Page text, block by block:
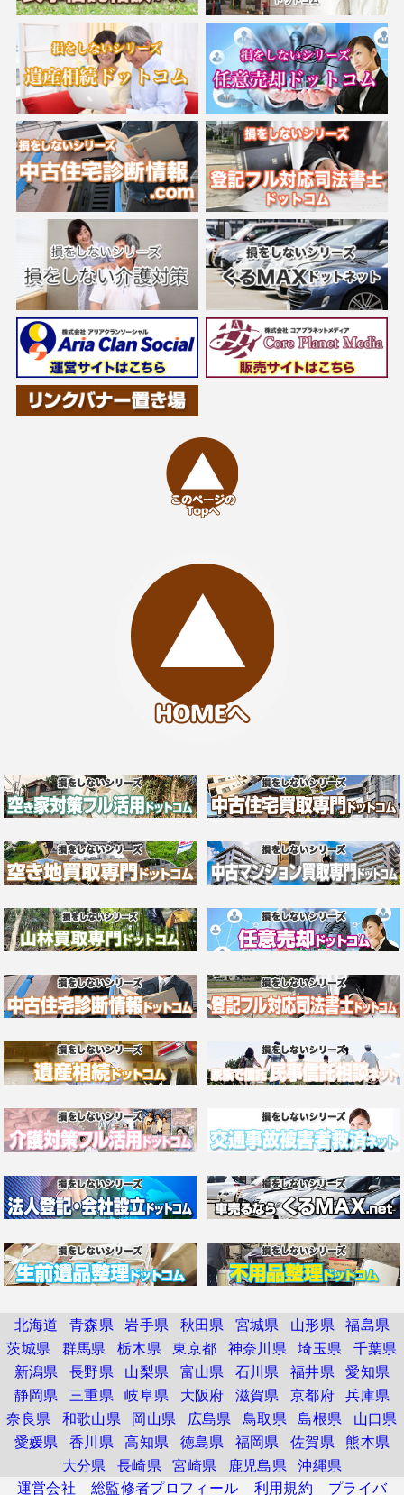
北海道 青森県 岩手県 秋田県 宮城県 山形県 福島県
茨城県 群馬県 栃木県 東京都 神奈川県 埼玉県 千葉県
新潟県 長野県 山梨県 富山県 石川県 福井県 愛知県
静岡県 三重県 岐阜県 大阪府 滋賀県 京都府 兵庫県
奈良県 和歌山県 岡山県 広島県 鳥取県 島根県
山口県
愛媛県 香川県 高知県 徳島県 福岡県 佐賀県 熊本県
大分県 長崎県 宮崎県 鹿児島県 沖縄県
運営会社
総監修者プロフィール 利用規約 プライバ